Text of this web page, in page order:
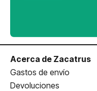
Acerca de Zacatrus
Gastos de envío
Devoluciones